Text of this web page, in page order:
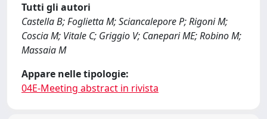
Tutti gli autori
Castella B; Foglietta M; Sciancalepore P; Rigoni M;
Coscia M; Vitale C; Griggio V; Canepari ME; Robino M;
Massaia M
Appare nelle tipologie:
04E-Meeting abstract in rivista